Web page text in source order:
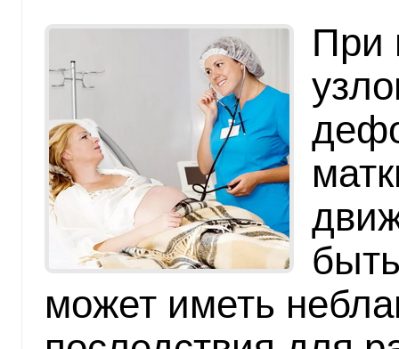
При
может иметь